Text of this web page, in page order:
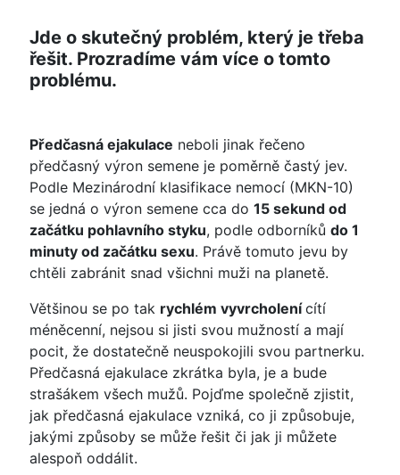
Jde o skutečný problém, který je třeba
řešit. Prozradíme vám více o tomto
problému.
Předčasná ejakulace neboli jinak řečeno
předčasný výron semene je poměrně častý jev.
Podle Mezinárodní klasifikace nemocí (MKN-10)
se jedná o výron semene cca do 15 sekund od
začátku pohlavního styku, podle odborníků do 1
minuty od začátku sexu. Právě tomuto jevu by
chtěli zabránit snad všichni muži na planetě.
Většinou se po tak rychlém vyvrcholenícítí
méněcenní, nejsou si jisti svou mužností a mají
pocit, že dostatečně neuspokojili svou partnerku.
Předčasná ejakulace zkrátka byla, je a bude
strašákem všech mužů. Pojďme společně zjistit,
jak předčasná ejakulace vzniká, co ji způsobuje,
jakými způsoby se může řešit či jak ji můžete
alespoň oddálit.